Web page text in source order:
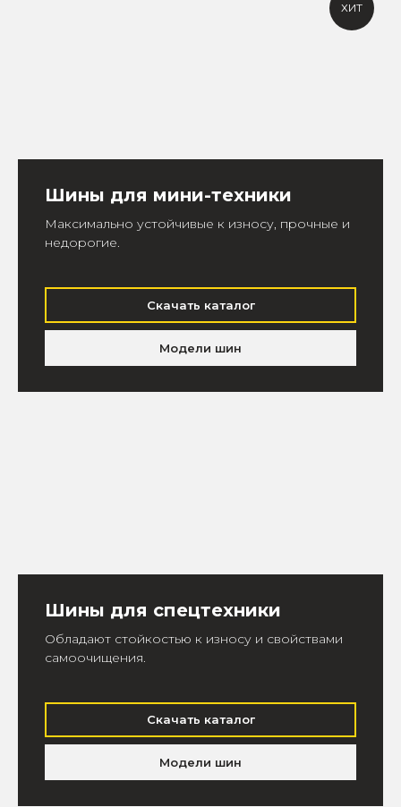
ХИТ
Шины для мини-техники
Максимально устойчивые к износу, прочные и
недорогие.
Скачать каталог
Модели шин
Шины для спецтехники
Обладают стойкостью к износу и свойствами
самоочищения.
Скачать каталог
Модели шин